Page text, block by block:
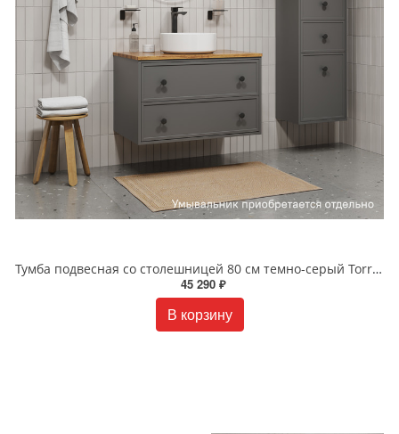
Тумба подвесная со столешницей 80 см темно-серый Torr IDDIS TOR80DBi95K
45 290 ₽
В корзину